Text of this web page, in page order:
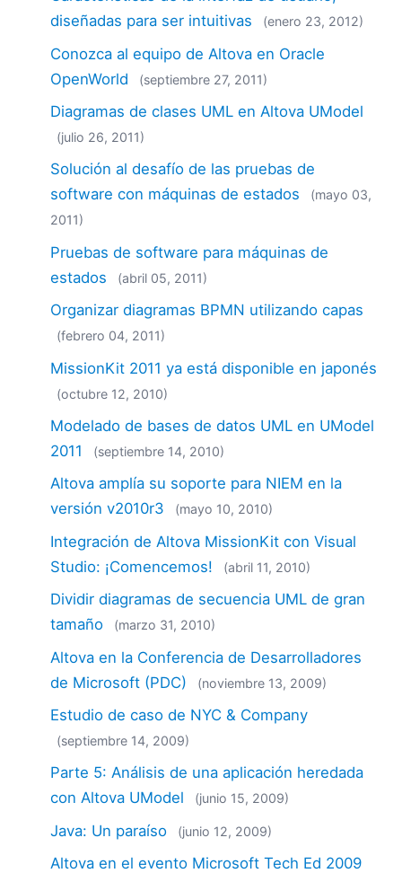
diseñadas para ser intuitivas
(enero 23, 2012)
Conozca al equipo de Altova en Oracle
OpenWorld
(septiembre 27, 2011)
Diagramas de clases UML en Altova UModel
(julio 26, 2011)
Solución al desafío de las pruebas de
software con máquinas de estados
(mayo 03,
2011)
Pruebas de software para máquinas de
estados
(abril 05, 2011)
Organizar diagramas BPMN utilizando capas
(febrero 04, 2011)
MissionKit 2011 ya está disponible en japonés
(octubre 12, 2010)
Modelado de bases de datos UML en UModel
2011
(septiembre 14, 2010)
Altova amplía su soporte para NIEM en la
versión v2010r3
(mayo 10, 2010)
Integración de Altova MissionKit con Visual
Studio: ¡Comencemos!
(abril 11, 2010)
Dividir diagramas de secuencia UML de gran
tamaño
(marzo 31, 2010)
Altova en la Conferencia de Desarrolladores
de Microsoft (PDC)
(noviembre 13, 2009)
Estudio de caso de NYC & Company
(septiembre 14, 2009)
Parte 5: Análisis de una aplicación heredada
con Altova UModel
(junio 15, 2009)
Java: Un paraíso (junio 12, 2009)
Altova en el evento Microsoft Tech Ed 2009